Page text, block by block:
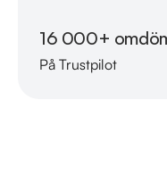
16 000+
På Trustpilot